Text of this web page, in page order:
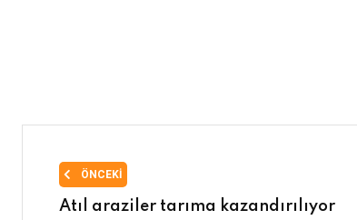
ÖNCEKI
Atıl araziler tarıma kazandırılıyor